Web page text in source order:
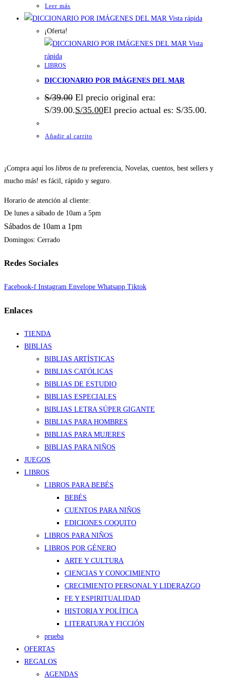
Leer más
Vista rápida
¡Oferta!
Vista
rápida
LIBROS
DICCIONARIO POR IMÁGENES DEL MAR
S/39.00 El precio original era:
S/39.00.S/35.00El precio actual es: S/35.00.
Añadir al carrito
¡Compra aquí los libros de tu preferencia, Novelas, cuentos, best sellers y
mucho más! es fácil, rápido y seguro.
Horario de atención al cliente:
De lunes a sábado de 10am a 5pm
Sábados de 10am a 1pm
Domingos: Cerrado
Redes Sociales
Facebook-f Instagram Envelope Whatsapp Tiktok
Enlaces
TIENDA
BIBLIAS
BIBLIAS ARTÍSTICAS
BIBLIAS CATÓLICAS
BIBLIAS DE ESTUDIO
BIBLIAS ESPECIALES
BIBLIAS LETRA SÚPER GIGANTE
BIBLIAS PARA HOMBRES
BIBLIAS PARA MUJERES
BIBLIAS PARA NIÑOS
JUEGOS
LIBROS
LIBROS PARA BEBÉS
BEBÉS
CUENTOS PARA NIÑOS
EDICIONES COQUITO
LIBROS PARA NIÑOS
LIBROS POR GÉNERO
ARTE Y CULTURA
CIENCIAS Y CONOCIMIENTO
CRECIMIENTO PERSONAL Y LIDERAZGO
FE Y ESPIRITUALIDAD
HISTORIA Y POLÍTICA
LITERATURA Y FICCIÓN
prueba
OFERTAS
REGALOS
AGENDAS